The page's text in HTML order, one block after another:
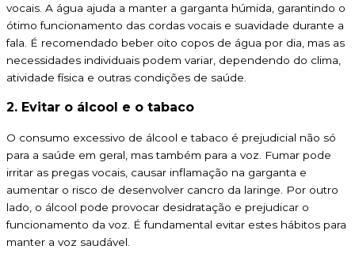
vocais. A água ajuda a manter a garganta húmida, garantindo o
ótimo funcionamento das cordas vocais e suavidade durante a
fala. É recomendado beber oito copos de água por dia, mas as
necessidades individuais podem variar, dependendo do clima,
atividade física e outras condições de saúde.
2. Evitar o álcool e o tabaco
O consumo excessivo de álcool e tabaco é prejudicial não só
para a saúde em geral, mas também para a voz. Fumar pode
irritar as pregas vocais, causar inflamação na garganta e
aumentar o risco de desenvolver cancro da laringe. Por outro
lado, o álcool pode provocar desidratação e prejudicar o
funcionamento da voz. É fundamental evitar estes hábitos para
manter a voz saudável.